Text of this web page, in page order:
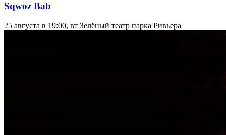
Sqwoz Bab
25 августа в 19:00, вт Зелёный театр парка Ривьера